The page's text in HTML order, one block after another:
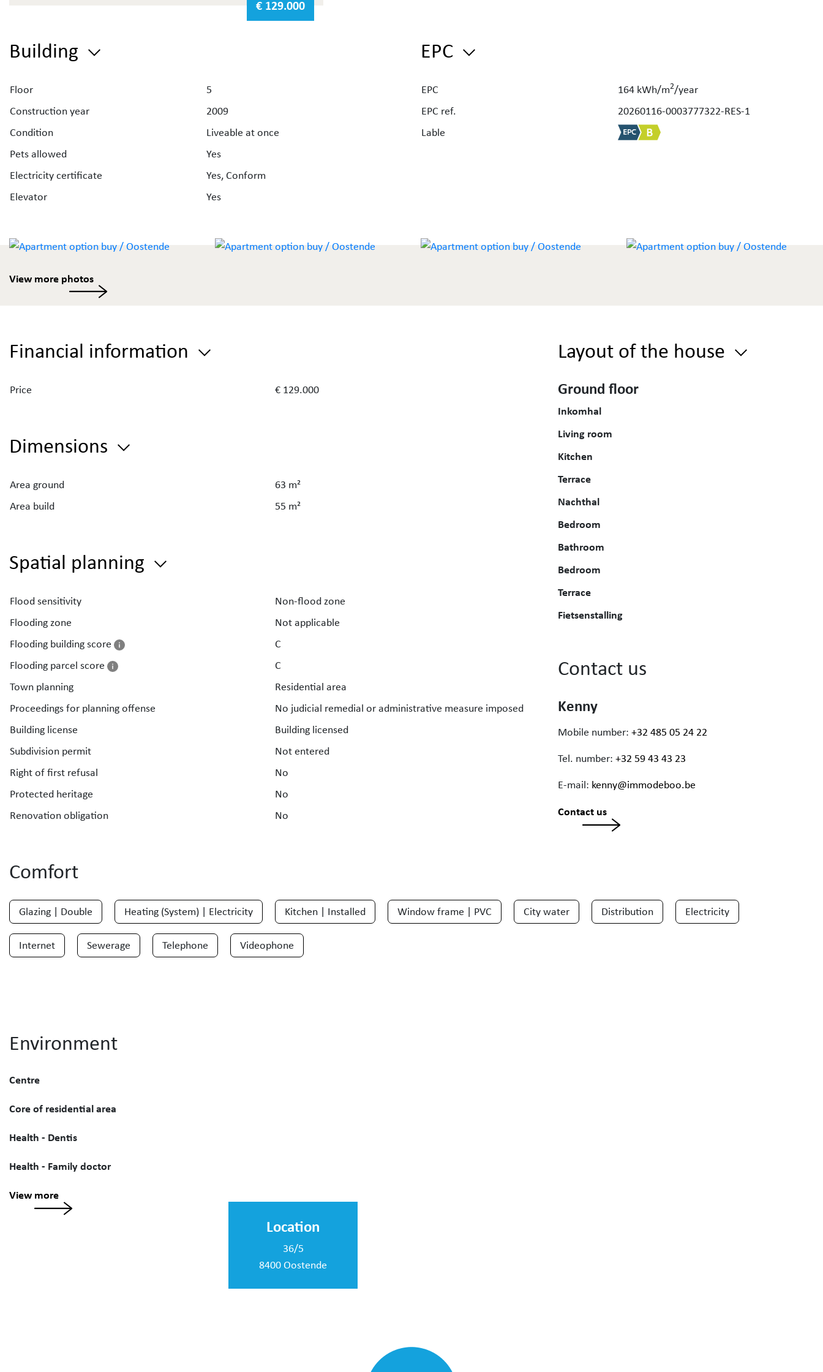
De indeling van het appartement is als volgt: inkomhal,
woonkamer met open geïnstalleerde keuken en toegang tot
het terras vooraan, nachthall, slaaphoek, ingerichte
badkamer met toilet, slaapkamer met aansluitend tweede
fietsenstalling.
erfpacht.
Ideaal appartement als zowel investering, vast of tweede
aan via de website van Immo Deboo.
€ 129.000
Building
Floor
5
Construction year
2009
Condition
Liveable at once
Pets allowed
Yes
Electricity certificate
Yes, Conform
Elevator
Yes
EPC
EPC 164 kWh/m2/year
EPC ref.
20260116-0003777322-RES-1
Lable
View more photos
Financial information
Price € 129.000
Dimensions
Area ground
63 m²
Area build
55 m²
Spatial planning
Flood sensitivity
Non-flood zone
Flooding zone
Not applicable
Flooding building score
C
Flooding parcel score
C
Town planning
Residential area
Proceedings for planning offense
No judicial remedial or administrative measure imposed
Building license
Building licensed
Subdivision permit
Not entered
Right of first refusal
No
Protected heritage
No
Renovation obligation
No
Layout of the house
Ground floor
Inkomhal
Living room
Kitchen
Terrace
Nachthal
Bedroom
Bathroom
Bedroom
Terrace
Fietsenstalling
Contact us
Kenny
Mobile number: +32 485 05 24 22
Tel. number: +32 59 43 43 23
E-mail: kenny@immodeboo.be
Contact us
Comfort
Glazing | Double Heating (System) | Electricity Kitchen | Installed Window frame | PVC City water Distribution Electricity
Internet Sewerage Telephone Videophone
Environment
Centre
Core of residential area
Health - Dentis
Health - Family doctor
View more
Location
36/5
8400 Oostende